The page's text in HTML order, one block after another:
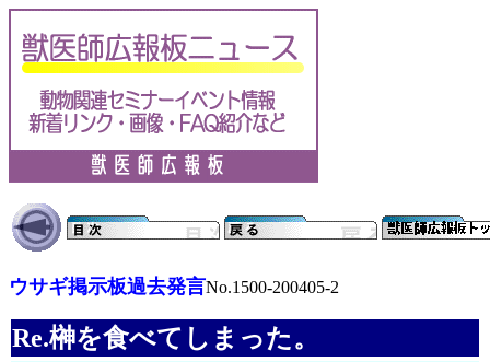
ウサギ掲示板過去発言No.1500-200405-2
Re.榊を食べてしまった。